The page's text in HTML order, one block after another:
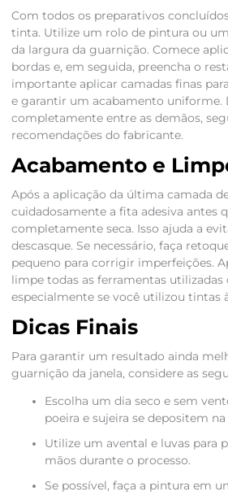
Com todos os preparativos
tinta. Utilize um rolo de pintura ou
da largura da guarnição. Comece
bordas e, em seguida, preencha o
importante aplicar camadas finas
e garantir um acabamento uniforme.
completamente entre as demãos,
recomendações do fabricante.
Acabamento e
Após a aplicação da última camada
cuidadosamente a fita adesiva antes
completamente seca. Isso ajuda a
descasque. Se necessário, faça
pequeno para corrigir imperfeições.
limpe todas as ferramentas utilizadas
especialmente se você utilizou tintas
Dicas Finais
Para garantir um resultado ainda
guarnição da janela, considere as
Escolha um dia seco e sem
poeira e sujeira se depositem
Utilize um avental e luvas para
mãos durante o processo.
Se possível, faça a pintura em